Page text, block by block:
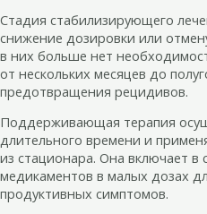
Стадия стабилизирующего
снижение дозировки или
в них больше нет
от нескольких месяцев до
предотвращения рецидивов.
Поддерживающая терапия
длительного времени и
из стационара. Она включает в
медикаментов в малых дозах
продуктивных симптомов.